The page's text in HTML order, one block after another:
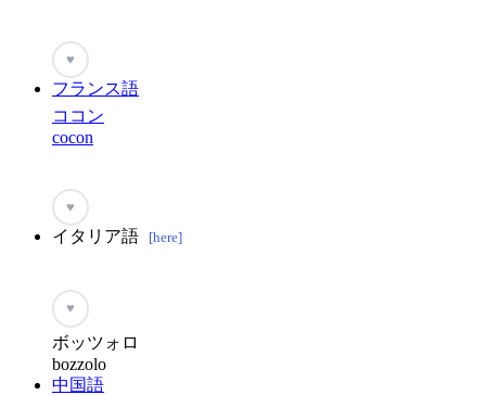
♥
フランス語
ココン
cocon
♥
イタリア語 [here]
♥
ボッツォロ
bozzolo
中国語